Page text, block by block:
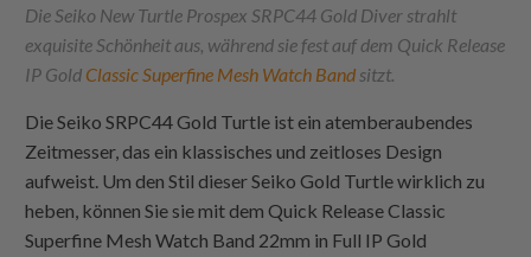
Die Seiko New Turtle Prospex SRPC44 Gold Diver strahlt
exquisite Schönheit aus, während sie fest auf dem Quick Release
IP Gold Classic Superfine Mesh Watch Band sitzt.
Die Seiko SRPC44 Gold Turtle ist ein atemberaubendes
Zeitmesser, das ein klassisches und zeitloses Design
aufweist. Um den Stil dieser Seiko Gold Turtle wirklich zu
heben, können Sie sie mit dem Quick Release Classic
Superfine Mesh Watch Band 22mm in Full IP Gold